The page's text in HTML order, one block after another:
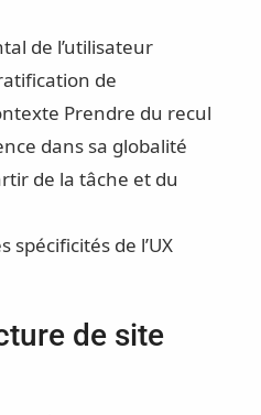
de l’utilisateur
de
Prendre du recul
dans sa globalité
de la tâche et du
spécificités de l’UX
de site